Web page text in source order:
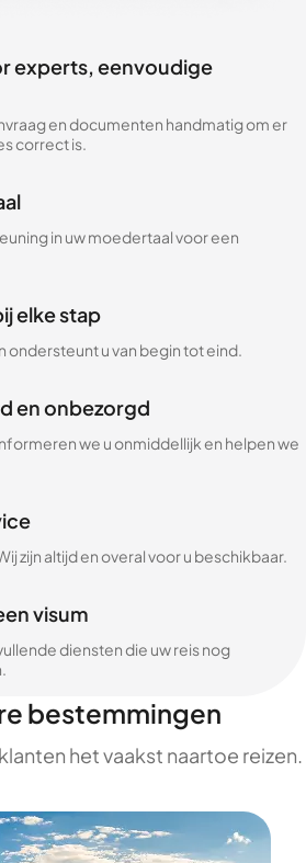
experts, eenvoudige
en documenten handmatig om er
correct is.
in uw moedertaal voor een
elke stap
ondersteunt u van begin tot eind.
en onbezorgd
we u onmiddellijk en helpen we
zijn altijd en overal voor u beschikbaar.
visum
diensten die uw reis nog
bestemmingen
het vaakst naartoe reizen.